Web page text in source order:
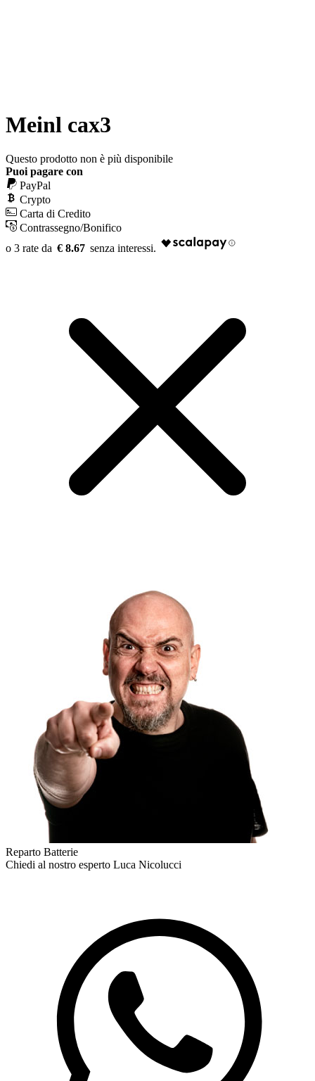
Meinl cax3
Questo prodotto non è più disponibile
Puoi pagare con
PayPal
Crypto
Carta di Credito
Contrassegno/Bonifico
€ 8.67
Reparto Batterie
Chiedi al nostro esperto Luca Nicolucci